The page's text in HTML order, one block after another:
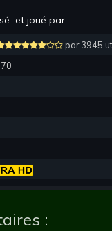
et joué par .
par 3945
: